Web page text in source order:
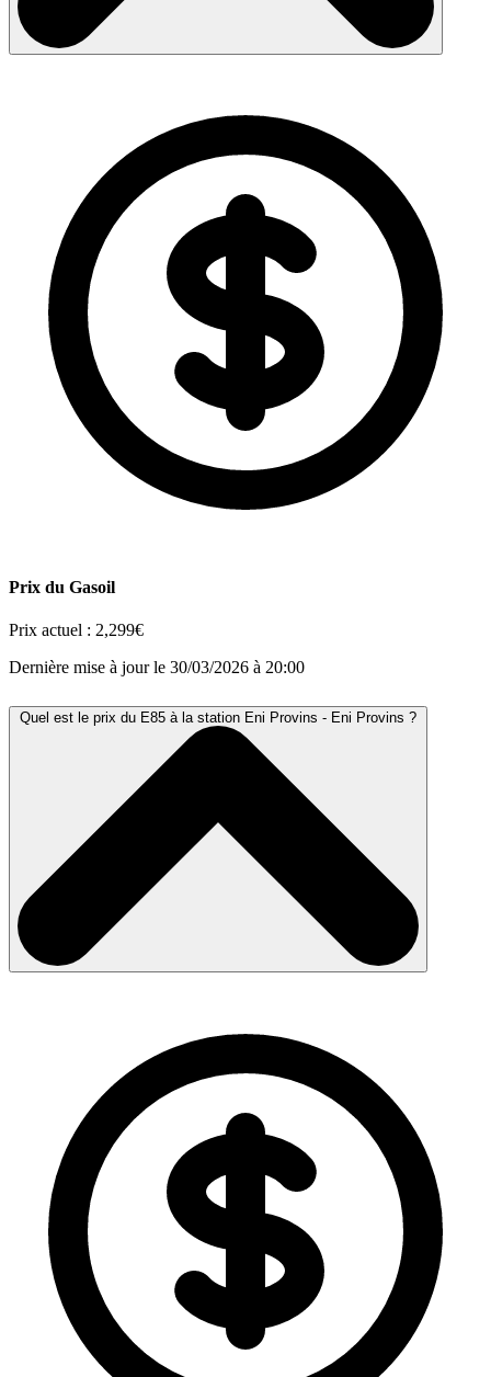
Prix du Gasoil
Prix actuel : 2,299€
Dernière mise à jour le 30/03/2026 à 20:00
Quel est le prix du E85 à la station Eni Provins - Eni Provins ?